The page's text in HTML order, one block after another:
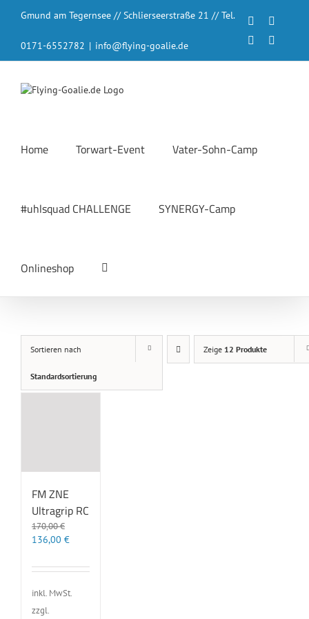
InhaltGmund am Tegernsee // Schlierseerstraße 21 // Tel.
0171-6552782 | info@flying-goalie.de
Facebook
LinkedIn
Home Torwart-Event Vater-Sohn-Camp
#uhlsquad CHALLENGE SYNERGY-Camp
Onlineshop
Sortieren nach
Standardsortierung
Zeige 12 Produkte
FM ZNE
Ultragrip RC
170,00€
Ursprünglicher
war:
136,00 €Aktueller
ist:
inkl. MwSt.
zzgl.